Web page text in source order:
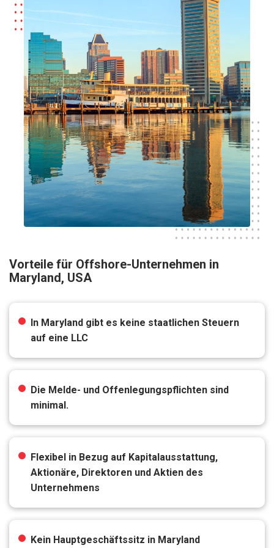
Vorteile für Offshore-Unternehmen in
Maryland, USA
In Maryland gibt es keine staatlichen Steuern
auf eine LLC
Die Melde- und Offenlegungspflichten sind
minimal.
Flexibel in Bezug auf Kapitalausstattung,
Aktionäre, Direktoren und Aktien des
Unternehmens
Kein Hauptgeschäftssitz in Maryland